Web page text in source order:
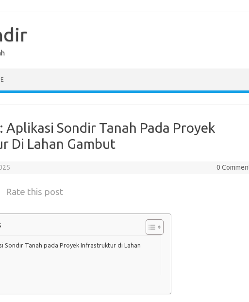
Aplikasi Sondir Tanah Pada Proyek
Di Lahan Gambut
0
Rate this post
Sondir Tanah pada Proyek Infrastruktur di Lahan